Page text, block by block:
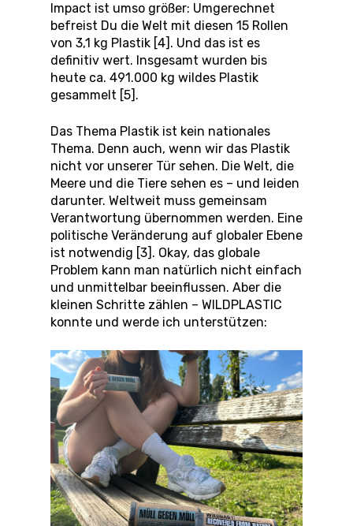
Impact ist umso größer: Umgerechnet
befreist Du die Welt mit diesen 15 Rollen
von 3,1 kg Plastik [4]. Und das ist es
definitiv wert. Insgesamt wurden bis
heute ca. 491.000 kg wildes Plastik
gesammelt [5].
Das Thema Plastik ist kein nationales
Thema. Denn auch, wenn wir das Plastik
nicht vor unserer Tür sehen. Die Welt, die
Meere und die Tiere sehen es – und leiden
darunter. Weltweit muss gemeinsam
Verantwortung übernommen werden. Eine
politische Veränderung auf globaler Ebene
ist notwendig [3]. Okay, das globale
Problem kann man natürlich nicht einfach
und unmittelbar beeinflussen. Aber die
kleinen Schritte zählen – WILDPLASTIC
konnte und werde ich unterstützen: